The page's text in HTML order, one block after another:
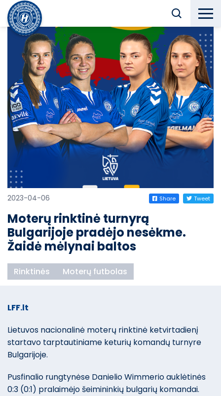
2023-04-06 Share Tweet
Moterų rinktinė turnyrą
Bulgarijoje pradėjo nesėkme.
Žaidė mėlynai baltos
Rinktinės Moterų futbolas
LFF.lt
Lietuvos nacionalinė moterų rinktinė ketvirtadienį
startavo tarptautiniame keturių komandų turnyre
Bulgarijoje.
Pusfinalio rungtynėse Danielio Wimmerio auklėtinės
0:3 (0:1) pralaimėjo šeimininkių bulgarių komandai.